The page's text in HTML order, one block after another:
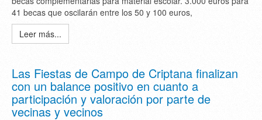
41 becas que oscilarán entre los 50 y 100 euros,
Leer más...
Las Fiestas de Campo de Criptana finalizan
con un balance positivo en cuanto a
participación y valoración por parte de
vecinas y vecinos